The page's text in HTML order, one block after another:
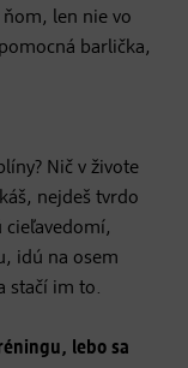
len nie vo
barlička,
Nič v živote
nejdeš tvrdo
cieľavedomí,
idú na osem
stačí im to.
lebo sa